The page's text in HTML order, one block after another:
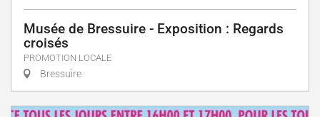
Musée de Bressuire - Exposition : Regards
croisés
PROMOTION LOCALE
Bressuire